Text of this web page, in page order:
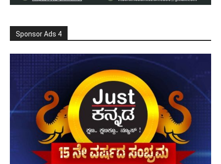
Sponsor Ads 4